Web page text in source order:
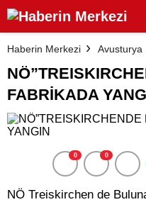
Haberin Merkezi Avusturya
FABRİKADA
0 0
NÖ Treiskirchen de